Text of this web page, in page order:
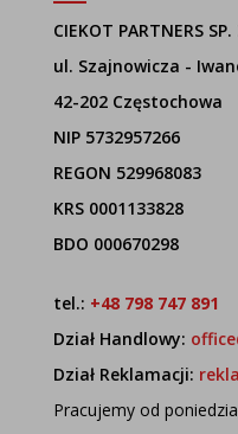
CIEKOT PARTNERS
ul. Szajnowicza -
42-202 Częstochowa
NIP 5732957266
REGON 529968083
KRS 0001133828
BDO 000670298
tel.: +48 798 747 891
Dział Handlowy:
Dział Reklamacji:
Pracujemy od